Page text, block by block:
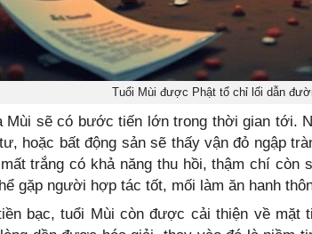
Tuổi Mùi được Phật tổ chỉ lối dẫn
Mùi sẽ có bước tiến lớn trong thời gian tới.
hoặc bất động sản sẽ thấy vận đỏ ngập
trắng có khả năng thu hồi, thậm chí còn
gặp người hợp tác tốt, mối làm ăn hanh
bạc, tuổi Mùi còn được cải thiện về mặt